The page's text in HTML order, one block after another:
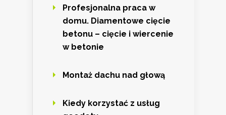
Profesjonalna praca w
domu. Diamentowe cięcie
betonu – cięcie i wiercenie
w betonie
Montaż dachu nad głową
Kiedy korzystać z usług